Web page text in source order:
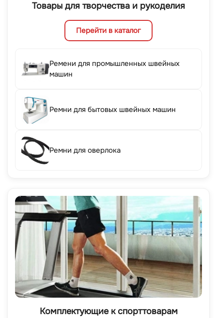
Товары для творчества и рукоделия
Перейти в каталог
Ремени для промышленных швейных
машин
Ремни для бытовых швейных машин
Ремни для оверлока
Комплектующие к спорттоварам